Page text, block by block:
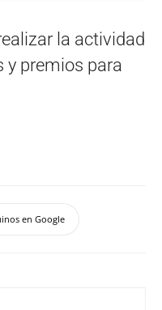
la actividad
y premios para
en Google